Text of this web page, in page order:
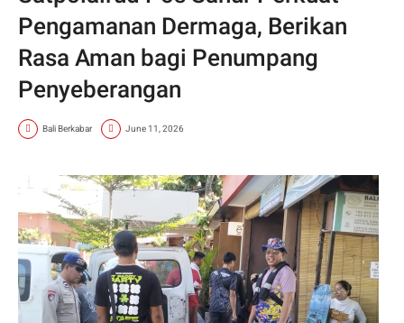
Pengamanan Dermaga, Berikan
Rasa Aman bagi Penumpang
Penyeberangan
Bali Berkabar June 11, 2026